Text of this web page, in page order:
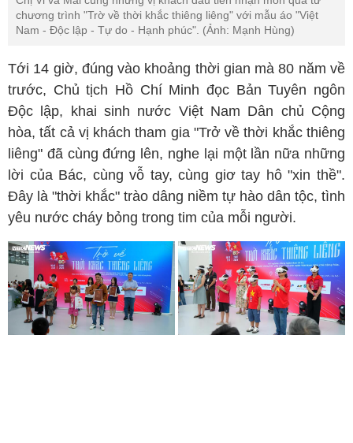
chương trình "Trờ về thời khắc thiêng liêng" với mẫu áo "Việt
Nam - Độc lập - Tự do - Hạnh phúc". (Ảnh: Mạnh Hùng)
Tới 14 giờ, đúng vào khoảng thời gian mà 80 năm về
trước, Chủ tịch Hồ Chí Minh đọc Bản Tuyên ngôn
Độc lập, khai sinh nước Việt Nam Dân chủ Cộng
hòa, tất cả vị khách tham gia "Trở về thời khắc thiêng
liêng" đã cùng đứng lên, nghe lại một lần nữa những
lời của Bác, cùng vỗ tay, cùng giơ tay hô "xin thề".
Đây là "thời khắc" trào dâng niềm tự hào dân tộc, tình
yêu nước cháy bỏng trong tim của mỗi người.